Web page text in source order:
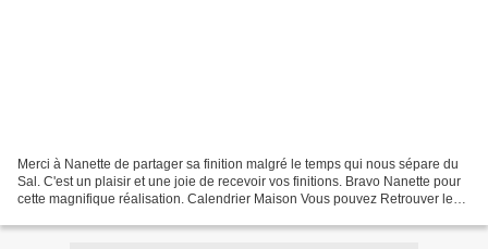
Merci à Nanette de partager sa finition malgré le temps qui nous sépare du
Sal. C'est un plaisir et une joie de recevoir vos finitions. Bravo Nanette pour
cette magnifique réalisation. Calendrier Maison Vous pouvez Retrouver les